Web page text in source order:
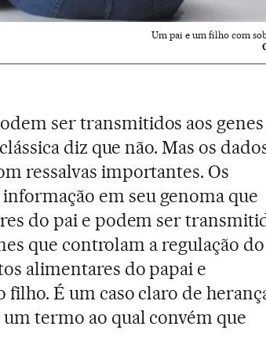
Um pai e um filho com
ser transmitidos aos
diz que não. Mas os
ressalvas importantes. Os
em seu genoma que
do pai e podem ser
que controlam a regulação do
alimentares do papai e
filho. É um caso claro de
um termo ao qual convém que